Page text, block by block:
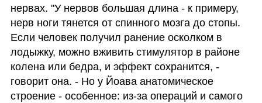
нервах. "У нервов большая длина - к примеру,
нерв ноги тянется от спинного мозга до стопы.
Если человек получил ранение осколком в
лодыжку, можно вживить стимулятор в районе
колена или бедра, и эффект сохранится, -
говорит она. - Но у Йоава анатомическое
строение - особенное: из-за операций и самого